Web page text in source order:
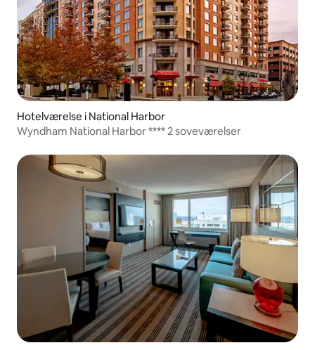
Hotelværelse i National Harbor
Wyndham National Harbor **** 2 soveværelser